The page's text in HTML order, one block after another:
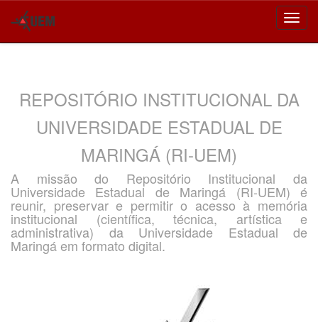
REPOSITÓRIO INSTITUCIONAL DA
UNIVERSIDADE ESTADUAL DE
MARINGÁ (RI-UEM)
A missão do Repositório Institucional da
Universidade Estadual de Maringá (RI-UEM) é
reunir, preservar e permitir o acesso à memória
institucional (científica, técnica, artística e
administrativa) da Universidade Estadual de
Maringá em formato digital.